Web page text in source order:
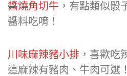
醬燒角切牛 ，有點類似骰
醬料吃唷！
川味麻辣豬小排 ，喜歡吃
這麻辣有豬肉、牛肉可選！